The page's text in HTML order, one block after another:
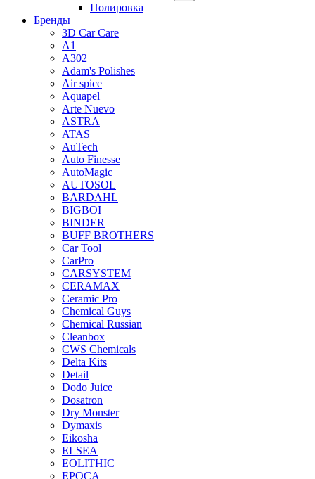
Полировка
Бренды
3D Car Care
A1
A302
Adam's Polishes
Air spice
Aquapel
Arte Nuevo
ASTRA
ATAS
AuTech
Auto Finesse
AutoMagic
AUTOSOL
BARDAHL
BIGBOI
BINDER
BUFF BROTHERS
Car Tool
CarPro
CARSYSTEM
CERAMAX
Ceramic Pro
Chemical Guys
Chemical Russian
Cleanbox
CWS Chemicals
Delta Kits
Detail
Dodo Juice
Dosatron
Dry Monster
Dymaxis
Eikosha
ELSEA
EOLITHIC
EPOCA